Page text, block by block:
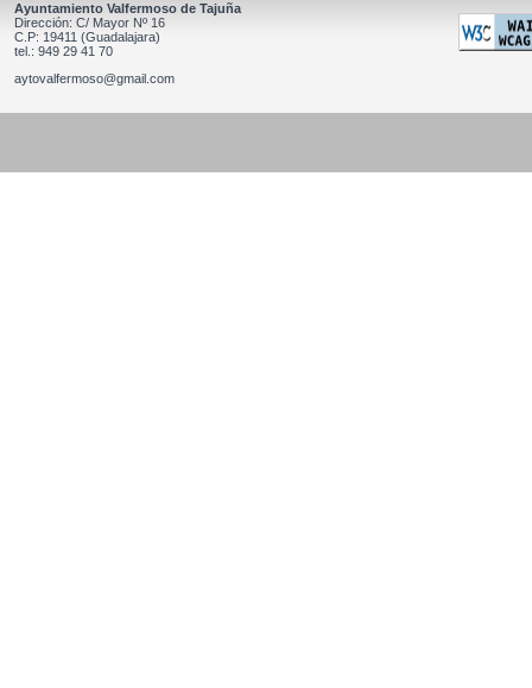
Ayuntamiento Valfermoso de Tajuña
Dirección: C/ Mayor Nº 16
C.P: 19411 (Guadalajara)
tel.: 949 29 41 70
aytovalfermoso@gmail.com